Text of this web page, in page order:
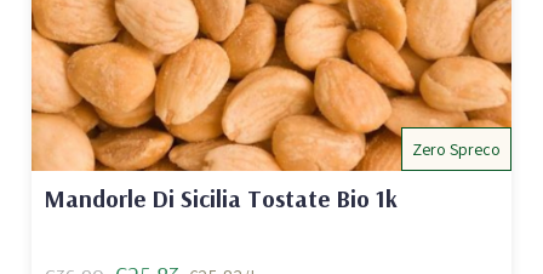
Zero Spreco
Mandorle Di Sicilia Tostate Bio 1k